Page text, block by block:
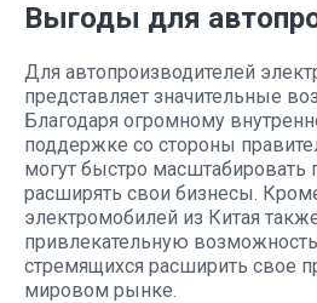
Выгоды для
Для автопроизводителей
представляет значительные
Благодаря огромному
поддержке со стороны
могут быстро масштабировать
расширять свои бизнесы.
электромобилей из Китая
привлекательную
стремящихся расширить свое
мировом рынке.